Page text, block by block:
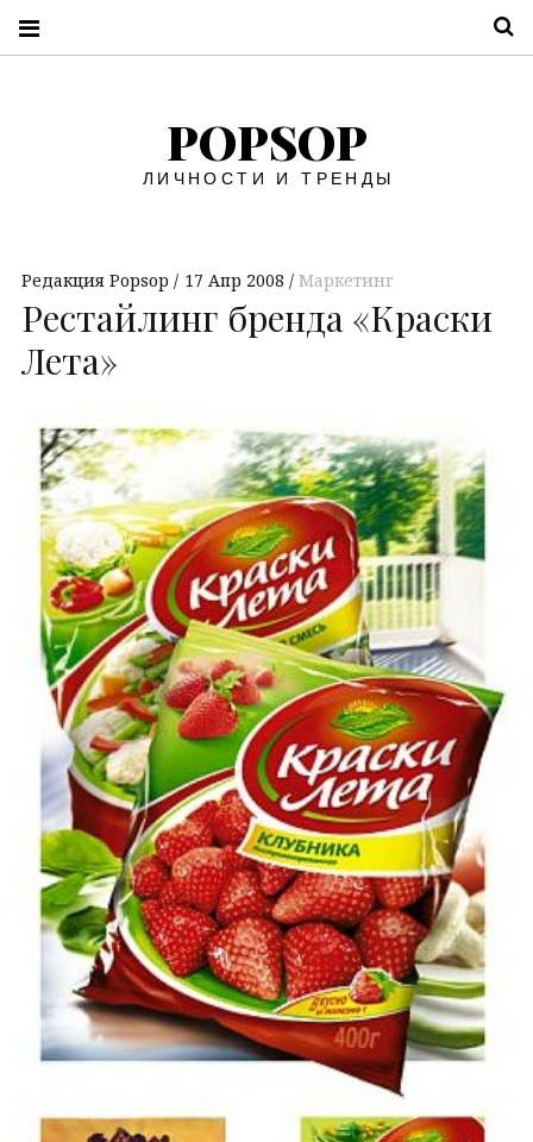
POPSOP
ЛИЧНОСТИ И ТРЕНДЫ
Редакция Popsop 17 Апр 2008 Маркетинг
Рестайлинг бренда «Краски
Лета»